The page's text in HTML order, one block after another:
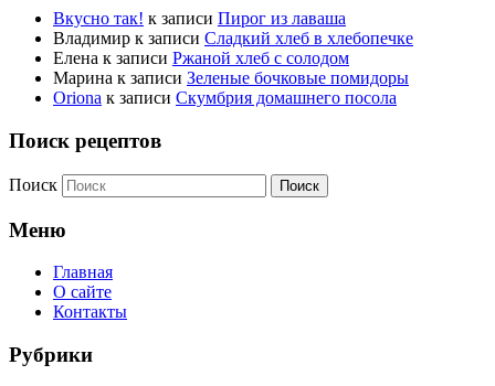
Вкусно так! к записи Пирог из лаваша
Владимир к записи Сладкий хлеб в хлебопечке
Елена к записи Ржаной хлеб с солодом
Марина к записи Зеленые бочковые помидоры
Oriona к записи Скумбрия домашнего посола
Поиск рецептов
Поиск
Меню
Главная
О сайте
Контакты
Рубрики